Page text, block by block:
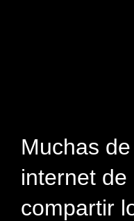
Muchas
internet
compartir